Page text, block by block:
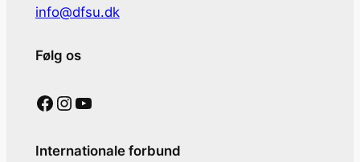
info@dfsu.dk
Følg os
Facebook Instagram YouTube
Internationale forbund